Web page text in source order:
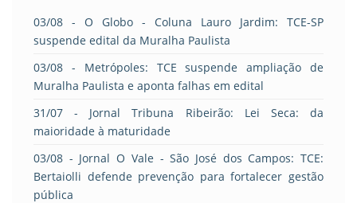
03/08 - O Globo - Coluna Lauro Jardim: TCE-SP
suspende edital da Muralha Paulista
03/08 - Metrópoles: TCE suspende ampliação de
Muralha Paulista e aponta falhas em edital
31/07 - Jornal Tribuna Ribeirão: Lei Seca: da
maioridade à maturidade
03/08 - Jornal O Vale - São José dos Campos: TCE:
Bertaiolli defende prevenção para fortalecer gestão
pública